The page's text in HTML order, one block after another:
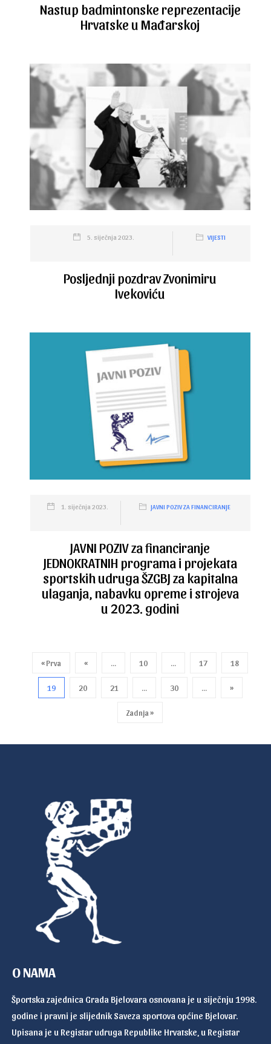
Nastup badmintonske reprezentacije
Hrvatske u Mađarskoj
5. siječnja 2023. VIJESTI
Posljednji pozdrav Zvonimiru
Ivekoviću
1. siječnja 2023. JAVNI POZIV ZA FINANCIRANJE
JAVNI POZIV za financiranje
JEDNOKRATNIH programa i projekata
sportskih udruga ŠZGBJ za kapitalna
ulaganja, nabavku opreme i strojeva
u 2023. godini
« Prva « 10 17 18
19 20 21 30 »
Zadnja »
O NAMA
Športska zajednica Grada Bjelovara osnovana je u siječnju 1998.
godine i pravni je slijednik Saveza sportova općine Bjelovar.
Upisana je u Registar udruga Republike Hrvatske, u Registar